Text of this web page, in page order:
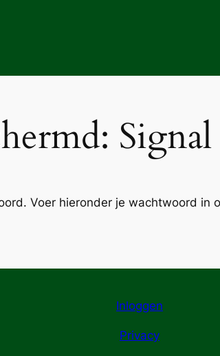
Voer hieronder je wachtwoord in
Inloggen
Privacy